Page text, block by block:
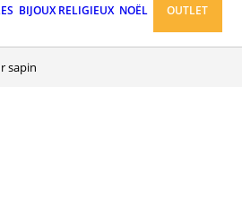
BIJOUX RELIGIEUX NOËL OUTLET
sapin